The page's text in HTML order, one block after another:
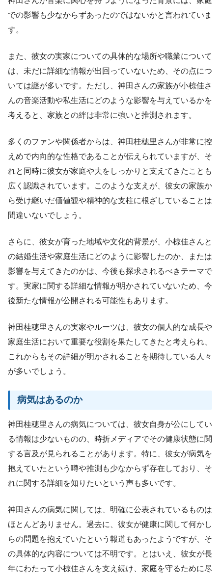
での影響も少なからずあったのではないかと言われていま
す。
また、彼女の実家についての具体的な場所や職業について
は、未だに詳細な情報が出回っていないため、その点につ
いては謎が多いです。ただし、神田さんの家族が小椋佳さ
んの音楽活動や私生活にどのような影響を与えているかを
考えると、家族との絆は非常に強いと推測されます。
多くのファンや関係者からは、神田桂穂里さんが非常に控
えめで内向的な性格であることが伝えられていますが、そ
れと同時に彼女が家庭や夫をしっかりと支えてきたことも
広く認識されています。このような支えが、彼女の家族か
ら受け継いだ価値観や精神的な支柱に根ざしていることは
間違いないでしょう。
さらに、彼女が育った地域や文化的背景が、小椋佳さんと
の結婚生活や家庭生活にどのように影響したのか、または
影響を与えてきたのかは、今後も探求されるべきテーマで
す。実家に関する詳細な情報が明かされていないため、今
後新たな情報が公開される可能性もあります。
神田桂穂里さんの実家やルーツは、彼女の個人的な成長や
家庭生活において重要な役割を果たしてきたと考えられ、
これからもその詳細が明かされることを期待している人々
が多いでしょう。
病気はあるのか
神田桂穂里さんの病気については、彼女自身が公にしてい
る情報は少ないものの、時折メディアでその健康状態に関
する言及が見られることがあります。特に、彼女が病気を
抱えていたという噂や推測も少なからず存在しており、そ
れに関する詳細を知りたいという声も多いです。
神田さんの病気に関しては、明確に公表されているものは
ほとんどありません。過去に、彼女が健康に関して何かし
らの問題を抱えていたという報道もあったようですが、そ
の具体的な内容については不明です。とはいえ、彼女が長
年にわたって小椋佳さんを支え続け、家庭を守るために尽